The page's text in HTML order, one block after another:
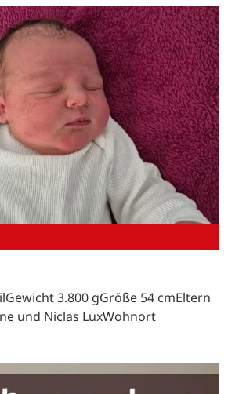
3.800 gGröße 54 cmEltern
und Niclas LuxWohnort